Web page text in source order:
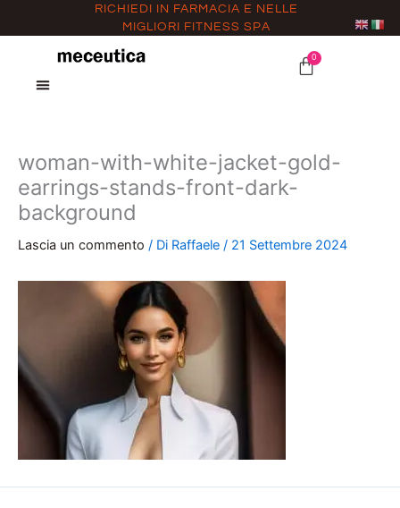
contenuto
RICHIEDI IN FARMACIA E NELLE
MIGLIORI FITNESS SPA
0
CARRELLO
woman-with-white-jacket-gold-
earrings-stands-front-dark-
background
Lascia un commento / Di Raffaele / 21 Settembre 2024